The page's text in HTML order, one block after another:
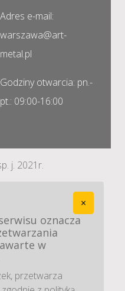
Adres e-mail:
warszawa@art-
metal.pl
Godziny otwarcia: pn.-
pt.: 09:00-16:00
j. 2021r.
×
oznacza
w
przetwarza